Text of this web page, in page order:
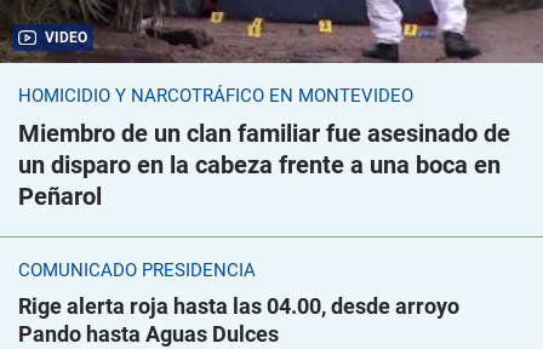
VIDEO
HOMICIDIO Y NARCOTRÁFICO EN MONTEVIDEO
Miembro de un clan familiar fue asesinado de
un disparo en la cabeza frente a una boca en
Peñarol
COMUNICADO PRESIDENCIA
Rige alerta roja hasta las 04.00, desde arroyo
Pando hasta Aguas Dulces